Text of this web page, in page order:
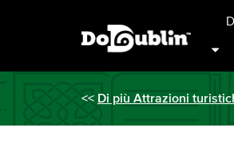
<< Di più Attrazioni